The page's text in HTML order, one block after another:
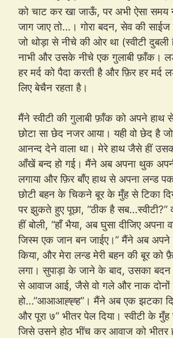
को चाट कर खा जाऊँ, पर अभी ऐसा समय
जाग जाए तो…। गोरा बदन, सेव की
जो थोड़ा से नीचे की ओर था (स्वीटी दुबली
नाभी और उसके नीचे एक गुलाबी फ़ाँक।
हर मर्द को पैदा करती है और फ़िर हर
लिए बेचैन रहता है।
मैंने स्वीटी की गुलाबी फ़ाँक को अपने
छोटा सा छेद नजर आया। यही वो छेद है
आनन्द देने वाला था। मेरे हाथ जैसे हीं
आँखें बन्द हो गई। मैंने अब अपना थुक
लगाया और फ़िर बाँए हाथ से अपना लन्ड
छोटी बहन के चिकने बूर के मुँह से टिका
पर झुकते हुए पूछा, “ठीक है सब…स्वीटी?”
हीं बोली, “हाँ भैया, अब घुसा दीजिए अपना
जिस्म एक जान बन जाईए।” मैंने अब अपने
किया, और मेरा लन्ड मेरी बहन की बूर को
लगा। सुपाड़ा के जाने के बाद, उसका
से आवाज आई, जैसे वो गले और नाक दोनों
हो…”आआआह्ह्ह”। मैंने अब एक झटका
और पूरा ७” भीतर पेल दिया। स्वीटी के
जिसे उसने होठ भींच कर आवाज को भीतर